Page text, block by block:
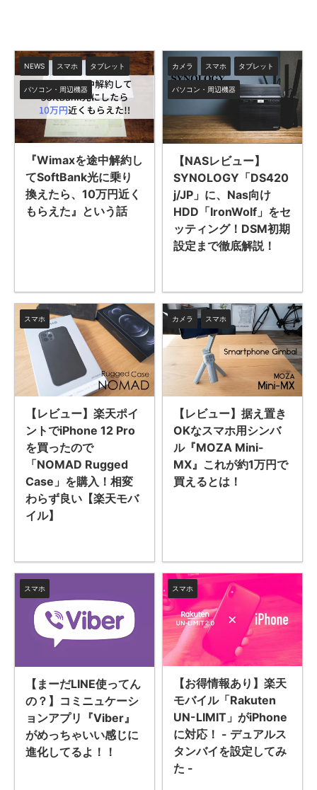
NEWS スマホ タブレット
パソコン・周辺機器
『Wimaxを途中解約し
てSoftBank光に乗り
換えたら、10万円近く
もらえた』という話
カメラ スマホ タブレット
パソコン・周辺機器
【NASレビュー】
SYNOLOGY「DS420
j/JP」に、Nas向け
HDD「IronWolf」をセ
ッティング！DSM初期
設定まで徹底解説！
スマホ
【レビュー】楽天ポイ
ントでiPhone 12 Pro
を買ったので
「NOMAD Rugged
Case」を購入！相変
わらず良い【楽天モバ
イル】
カメラ スマホ
【レビュー】据え置き
OKなスマホ用シンバ
ル『MOZA Mini-
MX』これが約1万円で
買えるとは！
スマホ
【まーだLINE使ってん
の？】コミニュケーシ
ョンアプリ『Viber』
がめっちゃいい感じに
進化してるよ！！
スマホ
【お得情報あり】楽天
モバイル「Rakuten
UN-LIMIT」がiPhone
に対応！ - デュアルス
タンバイを設定してみ
た -